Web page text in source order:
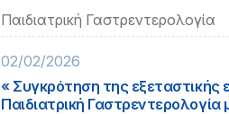
Παιδιατρική Γαστρεντερολογία
02/02/2026
« Συγκρότηση της εξεταστικής
Παιδιατρική